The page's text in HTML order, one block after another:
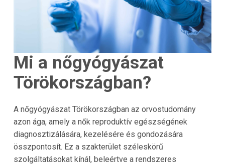
Mi a nőgyógyászat
Törökországban?
A nőgyógyászat Törökországban az orvostudomány
azon ága, amely a nők reproduktív egészségének
diagnosztizálására, kezelésére és gondozására
összpontosít. Ez a szakterület széleskörű
szolgáltatásokat kínál, beleértve a rendszeres